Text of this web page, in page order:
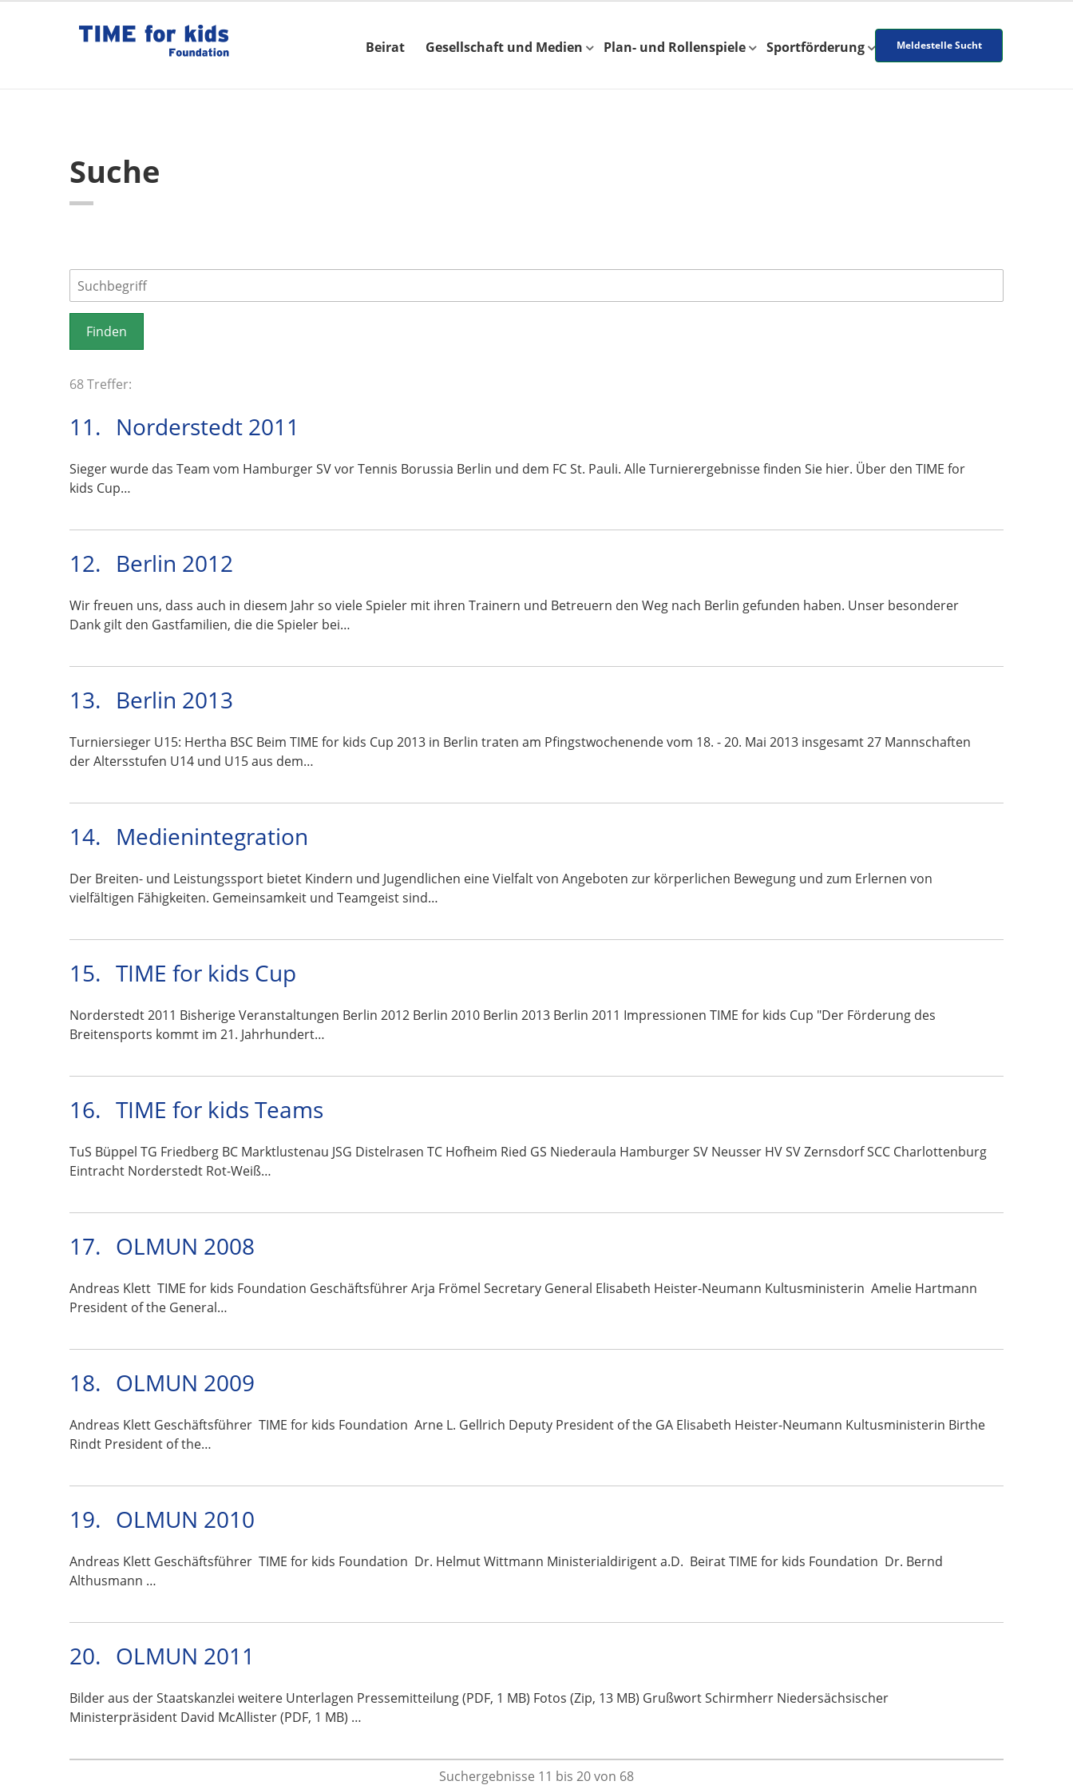
Beirat Gesellschaft und Medien Plan- und Rollenspiele Sportförderung Meldestelle Sucht
Suche
68 Treffer:
11. Norderstedt 2011
Sieger wurde das Team vom Hamburger SV vor Tennis Borussia Berlin und dem FC St. Pauli. Alle Turnierergebnisse finden Sie hier. Über den TIME for
kids Cup…
12. Berlin 2012
Wir freuen uns, dass auch in diesem Jahr so viele Spieler mit ihren Trainern und Betreuern den Weg nach Berlin gefunden haben. Unser besonderer
Dank gilt den Gastfamilien, die die Spieler bei…
13. Berlin 2013
Turniersieger U15: Hertha BSC Beim TIME for kids Cup 2013 in Berlin traten am Pfingstwochenende vom 18. - 20. Mai 2013 insgesamt 27 Mannschaften
der Altersstufen U14 und U15 aus dem…
14. Medienintegration
Der Breiten- und Leistungssport bietet Kindern und Jugendlichen eine Vielfalt von Angeboten zur körperlichen Bewegung und zum Erlernen von
vielfältigen Fähigkeiten. Gemeinsamkeit und Teamgeist sind…
15. TIME for kids Cup
Norderstedt 2011 Bisherige Veranstaltungen Berlin 2012 Berlin 2010 Berlin 2013 Berlin 2011 Impressionen TIME for kids Cup "Der Förderung des
Breitensports kommt im 21. Jahrhundert…
16. TIME for kids Teams
TuS Büppel TG Friedberg BC Marktlustenau JSG Distelrasen TC Hofheim Ried GS Niederaula Hamburger SV Neusser HV SV Zernsdorf SCC Charlottenburg
Eintracht Norderstedt Rot-Weiß…
17. OLMUN 2008
Andreas Klett TIME for kids Foundation Geschäftsführer Arja Frömel Secretary General Elisabeth Heister-Neumann Kultusministerin Amelie Hartmann
President of the General…
18. OLMUN 2009
Andreas Klett Geschäftsführer TIME for kids Foundation Arne L. Gellrich Deputy President of the GA Elisabeth Heister-Neumann Kultusministerin Birthe
Rindt President of the…
19. OLMUN 2010
Andreas Klett Geschäftsführer TIME for kids Foundation Dr. Helmut Wittmann Ministerialdirigent a.D. Beirat TIME for kids Foundation Dr. Bernd
Althusmann …
20. OLMUN 2011
Bilder aus der Staatskanzlei weitere Unterlagen Pressemitteilung (PDF, 1 MB) Fotos (Zip, 13 MB) Grußwort Schirmherr Niedersächsischer
Ministerpräsident David McAllister (PDF, 1 MB) …
Suchergebnisse 11 bis 20 von 68